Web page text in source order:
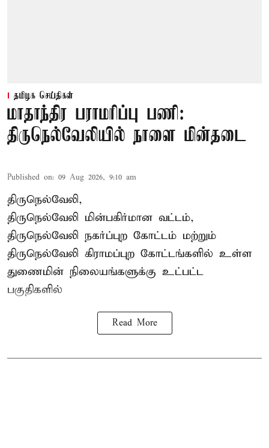
தமிழக செய்திகள்
மாதாந்திர பராமரிப்பு பணி:
திருநெல்வேலியில் நாளை மின்தடை
Published on: 09 Aug 2026, 9:10 am
திருநெல்வேலி,
திருநெல்வேலி மின்பகிர்மான வட்டம்,
திருநெல்வேலி நகர்ப்புற கோட்டம் மற்றும்
திருநெல்வேலி கிராமப்புற கோட்டங்களில் உள்ள
துணைமின் நிலையங்களுக்கு உட்பட்ட
பகுதிகளில்
Read More